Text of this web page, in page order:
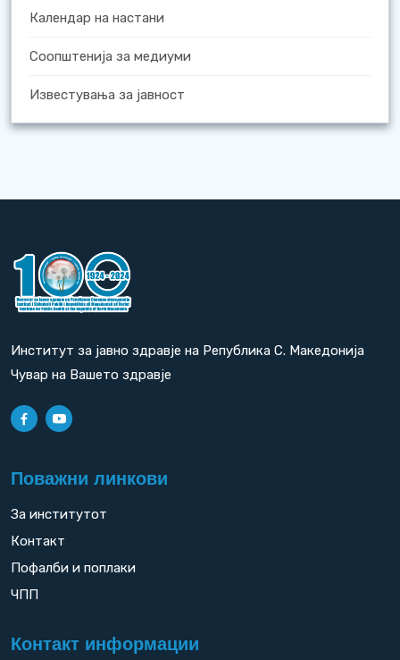
Календар на настани
Соопштенија за медиуми
Известувања за јавност
Институт за јавно здравје на Република С. Македонија
Чувар на Вашето здравје
Поважни линкови
За институтот
Контакт
Пофалби и поплаки
ЧПП
Контакт информации